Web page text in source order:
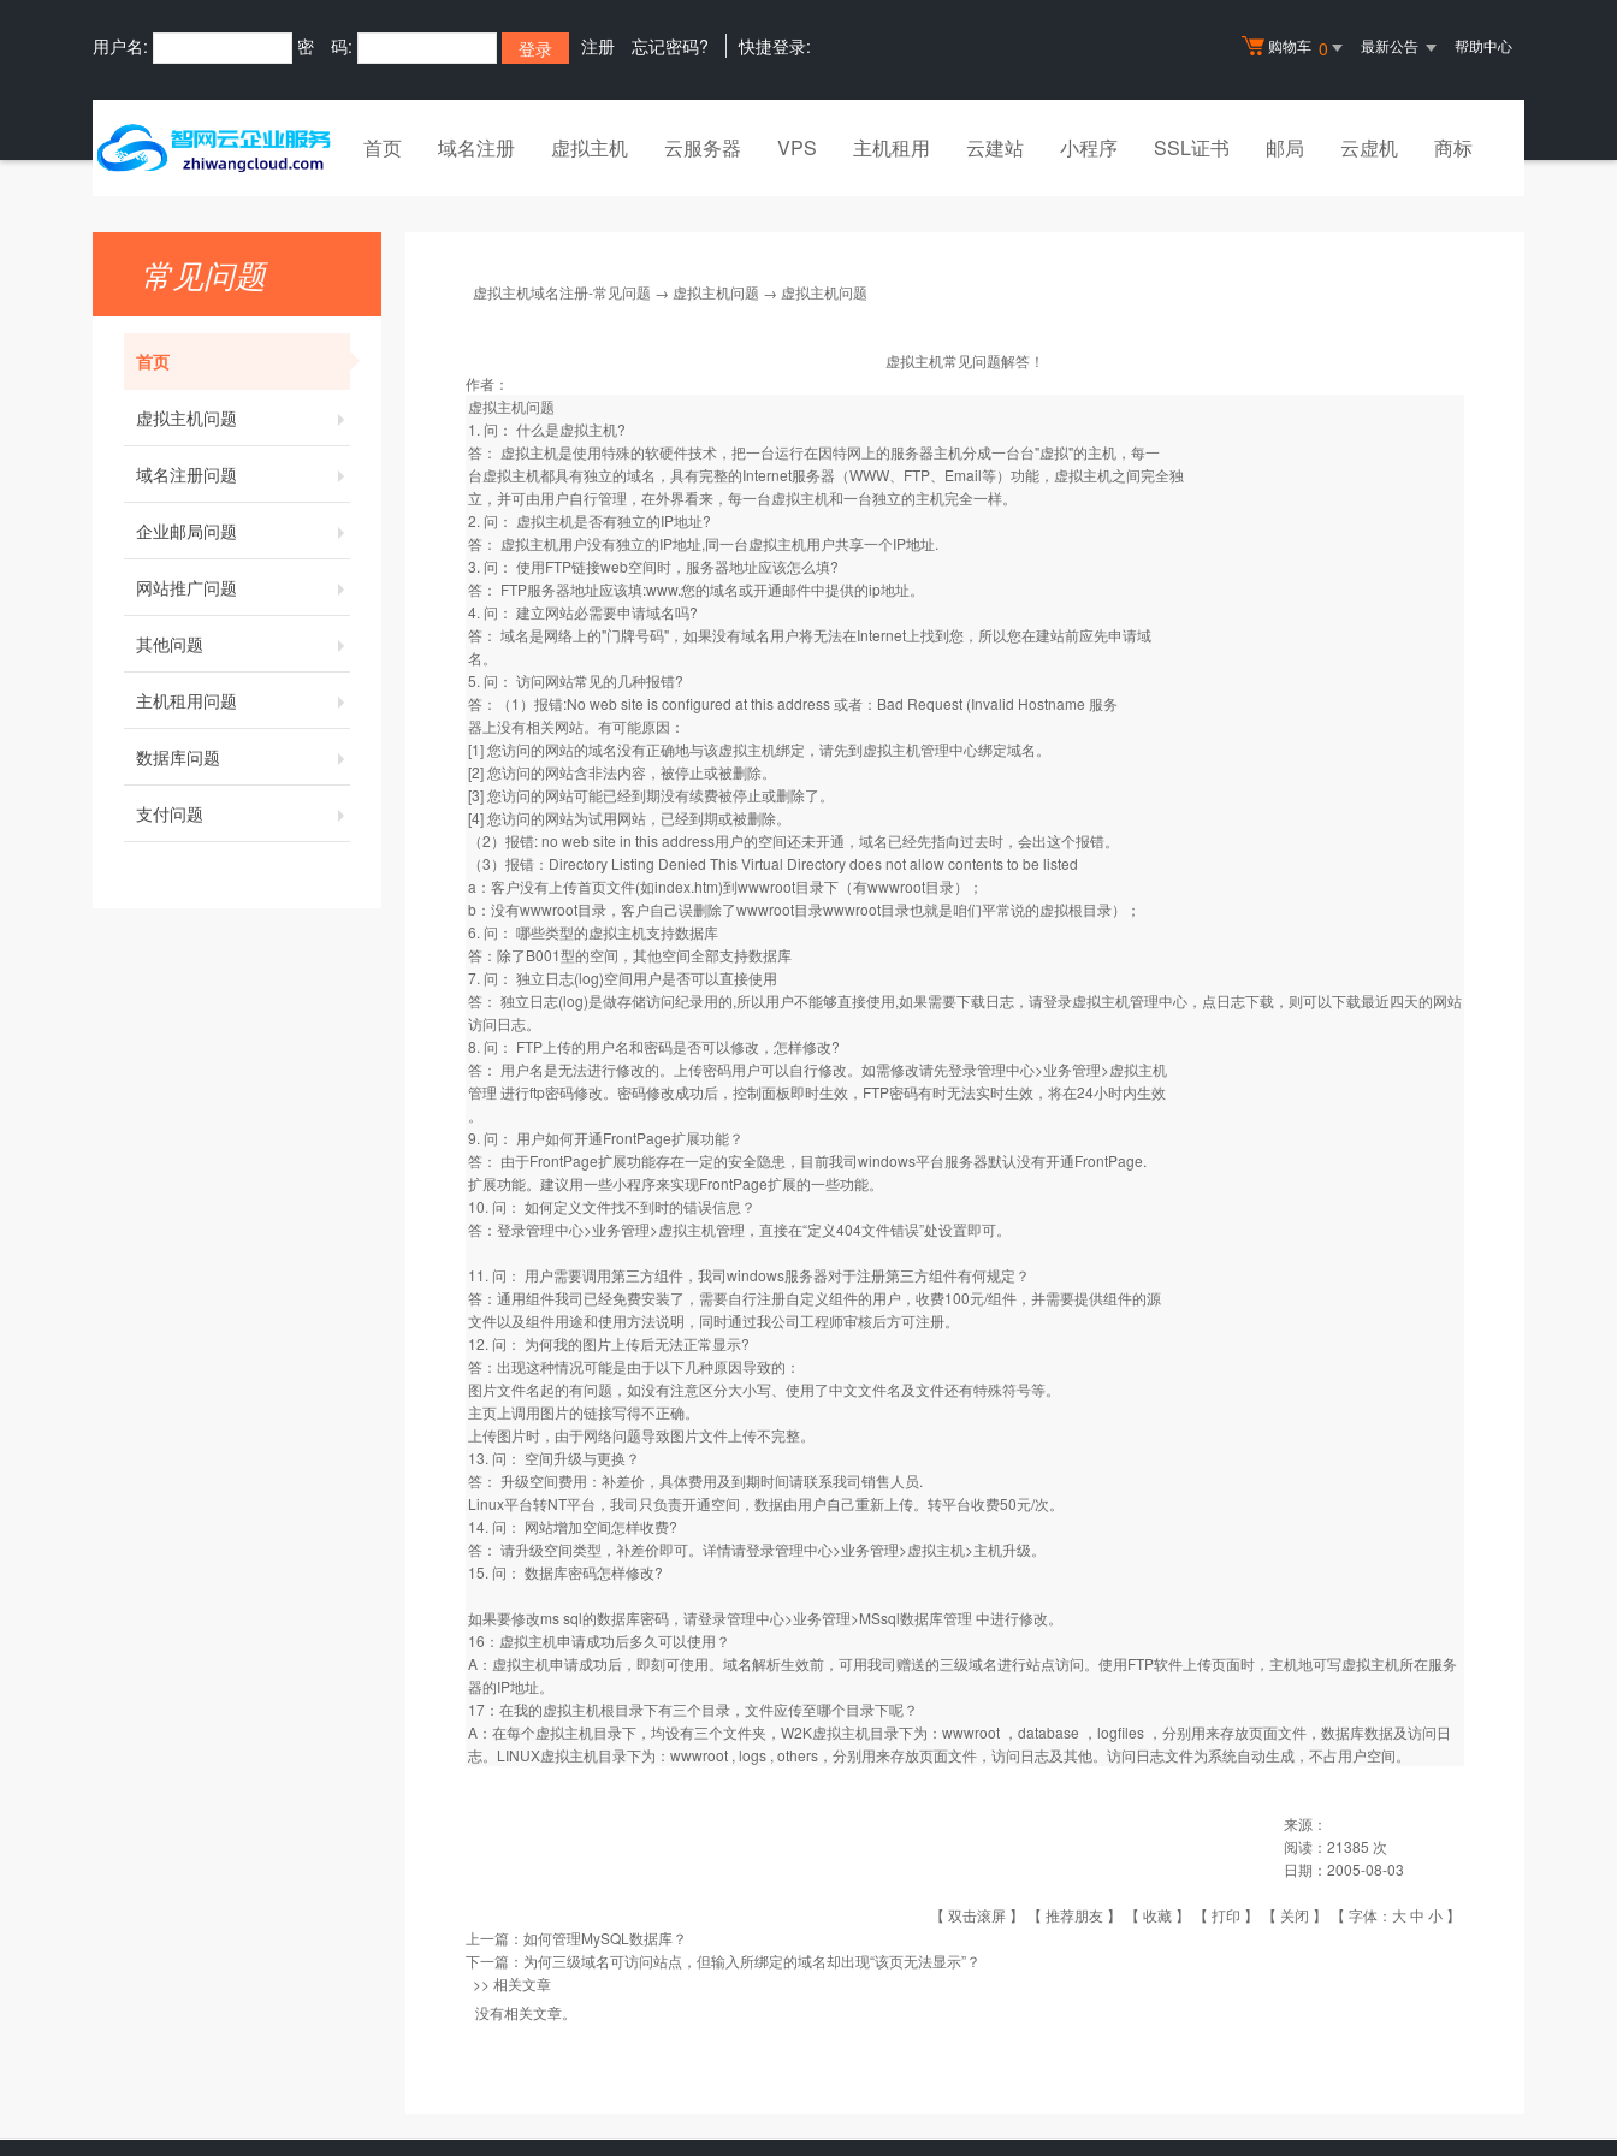
购物车 0 最新公告 帮助中心
用户名: 密 码: 注册 忘记密码? 快捷登录:
首页 域名注册 虚拟主机 云服务器 VPS 主机租用 云建站 小程序 SSL证书 邮局 云虚机 商标
常见问题
首页
虚拟主机问题
域名注册问题
企业邮局问题
网站推广问题
其他问题
主机租用问题
数据库问题
支付问题
虚拟主机域名注册-常见问题 → 虚拟主机问题 → 虚拟主机问题
虚拟主机常见问题解答！
作者：
虚拟主机问题
1. 问： 什么是虚拟主机?
答： 虚拟主机是使用特殊的软硬件技术，把一台运行在因特网上的服务器主机分成一台台"虚拟"的主机，每一
台虚拟主机都具有独立的域名，具有完整的Internet服务器（WWW、FTP、Email等）功能，虚拟主机之间完全独
立，并可由用户自行管理，在外界看来，每一台虚拟主机和一台独立的主机完全一样。
2. 问： 虚拟主机是否有独立的IP地址?
答： 虚拟主机用户没有独立的IP地址,同一台虚拟主机用户共享一个IP地址.
3. 问： 使用FTP链接web空间时，服务器地址应该怎么填?
答： FTP服务器地址应该填:www.您的域名或开通邮件中提供的ip地址。
4. 问： 建立网站必需要申请域名吗?
答： 域名是网络上的"门牌号码"，如果没有域名用户将无法在Internet上找到您，所以您在建站前应先申请域
名。
5. 问： 访问网站常见的几种报错?
答：（1）报错:No web site is configured at this address 或者：Bad Request (Invalid Hostname 服务
器上没有相关网站。有可能原因：
[1] 您访问的网站的域名没有正确地与该虚拟主机绑定，请先到虚拟主机管理中心绑定域名。
[2] 您访问的网站含非法内容，被停止或被删除。
[3] 您访问的网站可能已经到期没有续费被停止或删除了。
[4] 您访问的网站为试用网站，已经到期或被删除。
（2）报错: no web site in this address用户的空间还未开通，域名已经先指向过去时，会出这个报错。
（3）报错：Directory Listing Denied This Virtual Directory does not allow contents to be listed
a：客户没有上传首页文件(如index.htm)到wwwroot目录下（有wwwroot目录）；
b：没有wwwroot目录，客户自己误删除了wwwroot目录wwwroot目录也就是咱们平常说的虚拟根目录）；
6. 问： 哪些类型的虚拟主机支持数据库
答：除了B001型的空间，其他空间全部支持数据库
7. 问： 独立日志(log)空间用户是否可以直接使用
答： 独立日志(log)是做存储访问纪录用的,所以用户不能够直接使用,如果需要下载日志，请登录虚拟主机管理中心，点日志下载，则可以下载最近四天的网站
访问日志。
8. 问： FTP上传的用户名和密码是否可以修改，怎样修改?
答： 用户名是无法进行修改的。上传密码用户可以自行修改。如需修改请先登录管理中心>业务管理>虚拟主机
管理 进行ftp密码修改。密码修改成功后，控制面板即时生效，FTP密码有时无法实时生效，将在24小时内生效
。
9. 问： 用户如何开通FrontPage扩展功能？
答： 由于FrontPage扩展功能存在一定的安全隐患，目前我司windows平台服务器默认没有开通FrontPage.
扩展功能。建议用一些小程序来实现FrontPage扩展的一些功能。
10. 问： 如何定义文件找不到时的错误信息？
答：登录管理中心>业务管理>虚拟主机管理，直接在“定义404文件错误”处设置即可。
11. 问： 用户需要调用第三方组件，我司windows服务器对于注册第三方组件有何规定？
答：通用组件我司已经免费安装了，需要自行注册自定义组件的用户，收费100元/组件，并需要提供组件的源
文件以及组件用途和使用方法说明，同时通过我公司工程师审核后方可注册。
12. 问： 为何我的图片上传后无法正常显示?
答：出现这种情况可能是由于以下几种原因导致的：
图片文件名起的有问题，如没有注意区分大小写、使用了中文文件名及文件还有特殊符号等。
主页上调用图片的链接写得不正确。
上传图片时，由于网络问题导致图片文件上传不完整。
13. 问： 空间升级与更换？
答： 升级空间费用：补差价，具体费用及到期时间请联系我司销售人员.
Linux平台转NT平台，我司只负责开通空间，数据由用户自己重新上传。转平台收费50元/次。
14. 问： 网站增加空间怎样收费?
答： 请升级空间类型，补差价即可。详情请登录管理中心>业务管理>虚拟主机>主机升级。
15. 问： 数据库密码怎样修改?
如果要修改ms sql的数据库密码，请登录管理中心>业务管理>MSsql数据库管理 中进行修改。
16：虚拟主机申请成功后多久可以使用？
A：虚拟主机申请成功后，即刻可使用。域名解析生效前，可用我司赠送的三级域名进行站点访问。使用FTP软件上传页面时，主机地可写虚拟主机所在服务
器的IP地址。
17：在我的虚拟主机根目录下有三个目录，文件应传至哪个目录下呢？
A：在每个虚拟主机目录下，均设有三个文件夹，W2K虚拟主机目录下为：wwwroot ，database ，logfiles ，分别用来存放页面文件，数据库数据及访问日
志。LINUX虚拟主机目录下为：wwwroot , logs , others，分别用来存放页面文件，访问日志及其他。访问日志文件为系统自动生成，不占用户空间。
来源：
阅读： 21385 次
日期： 2005-08-03
【 双击滚屏 】 【 推荐朋友 】 【 收藏 】 【 打印 】 【 关闭 】 【 字体： 大中 小 】
上一篇： 如何管理MySQL数据库？
下一篇： 为何三级域名可访问站点，但输入所绑定的域名却出现“该页无法显示”？
>> 相关文章
没有相关文章。